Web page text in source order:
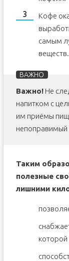
Кофе
самым
веществ.
Важно!Не
напитком с
им приёмы
непоправимый
Таким
полезные
лишними